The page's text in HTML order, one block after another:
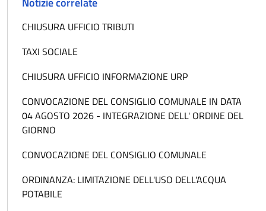
CHIUSURA UFFICIO TRIBUTI
TAXI SOCIALE
CHIUSURA UFFICIO INFORMAZIONE URP
CONVOCAZIONE DEL CONSIGLIO COMUNALE IN DATA
04 AGOSTO 2026 - INTEGRAZIONE DELL' ORDINE DEL
GIORNO
CONVOCAZIONE DEL CONSIGLIO COMUNALE
ORDINANZA: LIMITAZIONE DELL'USO DELL'ACQUA
POTABILE